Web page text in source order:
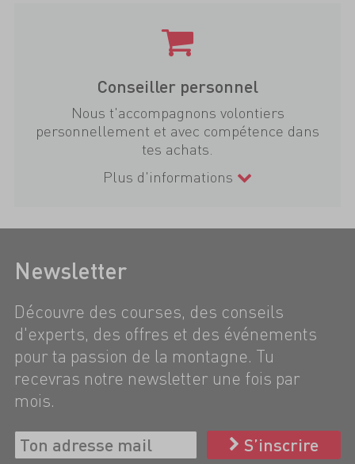
Conseiller personnel
Nous t'accompagnons volontiers
personnellement et avec compétence dans
tes achats.
Plus d'informations
Newsletter
Découvre des courses, des conseils
d'experts, des offres et des événements
pour ta passion de la montagne. Tu
recevras notre newsletter une fois par
mois.
S’inscrire